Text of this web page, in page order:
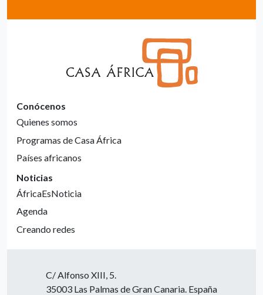
Conócenos
Quienes somos
Programas de Casa África
Países africanos
Noticias
ÁfricaEsNoticia
Agenda
Creando redes
C/ Alfonso XIII, 5.
35003 Las Palmas de Gran Canaria. España